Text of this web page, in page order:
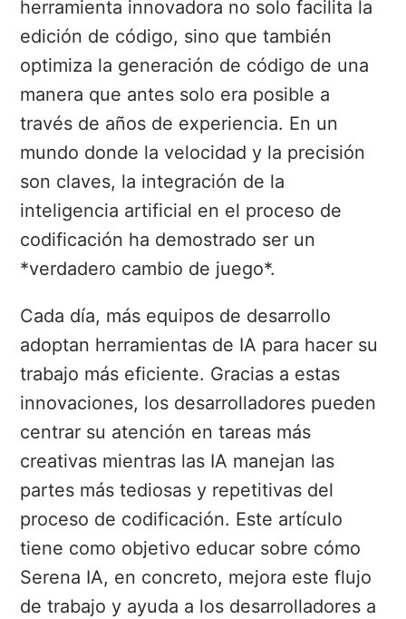
herramienta innovadora no solo facilita la
edición de código, sino que también
optimiza la generación de código de una
manera que antes solo era posible a
través de años de experiencia. En un
mundo donde la velocidad y la precisión
son claves, la integración de la
inteligencia artificial en el proceso de
codificación ha demostrado ser un
*verdadero cambio de juego*.
Cada día, más equipos de desarrollo
adoptan herramientas de IA para hacer su
trabajo más eficiente. Gracias a estas
innovaciones, los desarrolladores pueden
centrar su atención en tareas más
creativas mientras las IA manejan las
partes más tediosas y repetitivas del
proceso de codificación. Este artículo
tiene como objetivo educar sobre cómo
Serena IA, en concreto, mejora este flujo
de trabajo y ayuda a los desarrolladores a